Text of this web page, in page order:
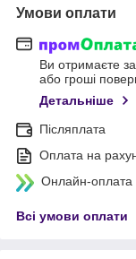
Умови оплати
Ви отримаєте
або гроші
Детальніше
Післяплата
Оплата на
Онлайн-оплата
Всі умови оплати